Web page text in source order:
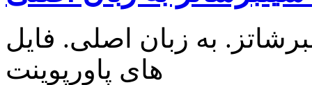
به زبان اصلی. فایل
های پاورپوینت